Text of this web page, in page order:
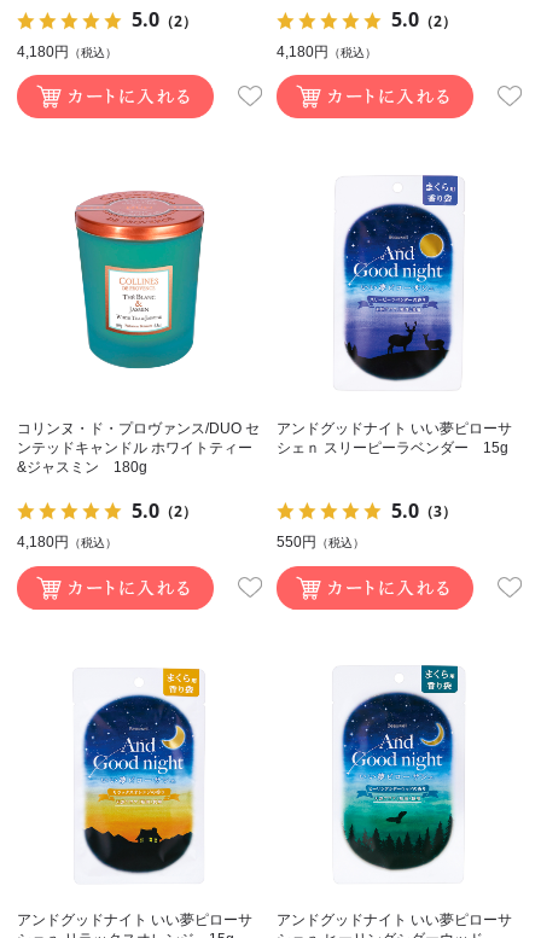
5.0（2）
4,180円 （税込）
5.0 （2）
4,180円 （税込）
コリンヌ・ド・プロヴァンス/DUO セ
ンテッドキャンドル ホワイトティー
&ジャスミン 180g
5.0（2）
4,180円 （税込）
アンドグッドナイト いい夢ピローサ
シェｎ スリーピーラベンダー 15g
5.0 （3）
550円 （税込）
アンドグッドナイト いい夢ピローサ
アンドグッドナイト いい夢ピローサ